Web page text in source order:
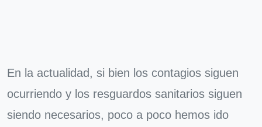
En la actualidad, si bien los contagios siguen
ocurriendo y los resguardos sanitarios siguen
siendo necesarios, poco a poco hemos ido